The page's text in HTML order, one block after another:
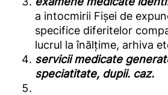
a intocmirii Fișei de
specifice diferitelor
lucrul la înălțime, arhiva
servicii medicate
speciatitate, dupii. caz.